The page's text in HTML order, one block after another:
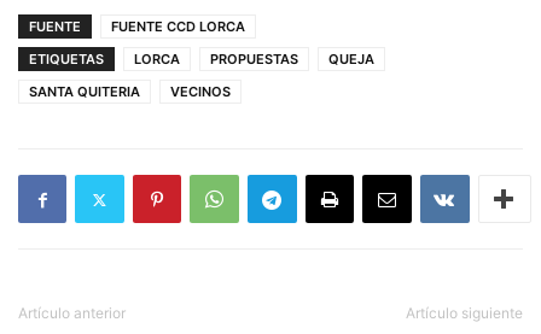
FUENTE
FUENTE CCD LORCA
ETIQUETAS
LORCA PROPUESTAS
QUEJA
SANTA QUITERIA
VECINOS
Artículo anterior Artículo siguiente